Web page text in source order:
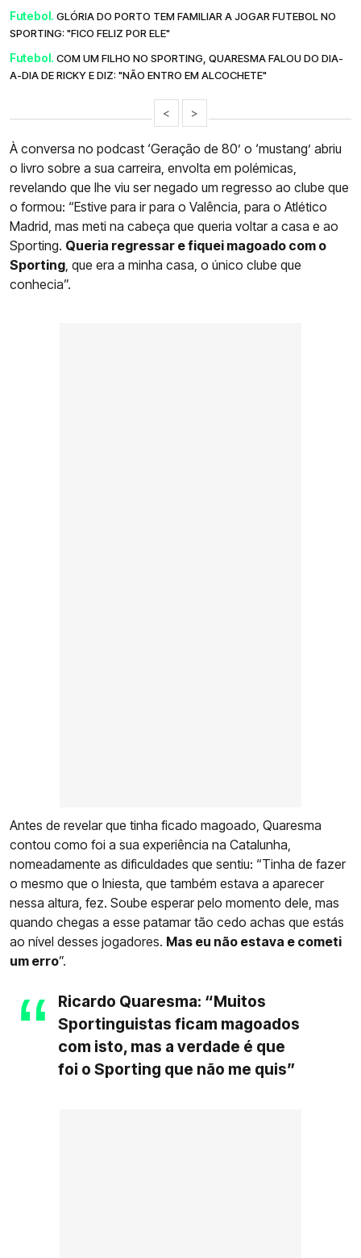
Futebol. GLÓRIA DO PORTO TEM FAMILIAR A JOGAR FUTEBOL NO
SPORTING: "FICO FELIZ POR ELE"
Futebol. COM UM FILHO NO SPORTING, QUARESMA FALOU DO DIA-
A-DIA DE RICKY E DIZ: "NÃO ENTRO EM ALCOCHETE"
< >
À conversa no podcast ‘Geração de 80’ o ‘mustang’ abriu
o livro sobre a sua carreira, envolta em polémicas,
revelando que lhe viu ser negado um regresso ao clube que
o formou: “Estive para ir para o Valência, para o Atlético
Madrid, mas meti na cabeça que queria voltar a casa e ao
Sporting. Queria regressar e fiquei magoado com o
Sporting, que era a minha casa, o único clube que
conhecia”.
Antes de revelar que tinha ficado magoado, Quaresma
contou como foi a sua experiência na Catalunha,
nomeadamente as dificuldades que sentiu: “Tinha de fazer
o mesmo que o Iniesta, que também estava a aparecer
nessa altura, fez. Soube esperar pelo momento dele, mas
quando chegas a esse patamar tão cedo achas que estás
ao nível desses jogadores. Mas eu não estava e cometi
um erro”.
Ricardo Quaresma: “Muitos
Sportinguistas ficam magoados
com isto, mas a verdade é que
foi o Sporting que não me quis”